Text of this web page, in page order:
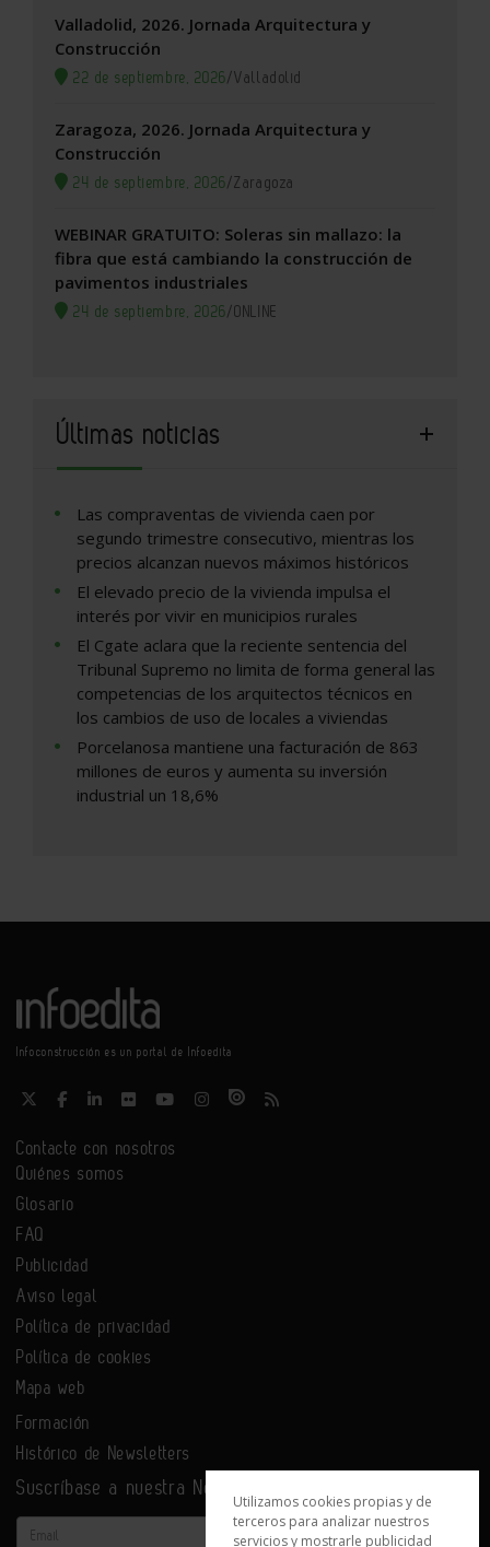
Valladolid, 2026. Jornada Arquitectura y
Construcción
22 de septiembre, 2026/Valladolid
Zaragoza, 2026. Jornada Arquitectura y
Construcción
24 de septiembre, 2026/Zaragoza
WEBINAR GRATUITO: Soleras sin mallazo: la
fibra que está cambiando la construcción de
pavimentos industriales
24 de septiembre, 2026/ONLINE
Últimas noticias
Las compraventas de vivienda caen por
segundo trimestre consecutivo, mientras los
precios alcanzan nuevos máximos históricos
El elevado precio de la vivienda impulsa el
interés por vivir en municipios rurales
El Cgate aclara que la reciente sentencia del
Tribunal Supremo no limita de forma general las
competencias de los arquitectos técnicos en
los cambios de uso de locales a viviendas
Porcelanosa mantiene una facturación de 863
millones de euros y aumenta su inversión
industrial un 18,6%
Infoconstrucción es un portal de Infoedita
Contacte con nosotros
Quiénes somos
Glosario
FAQ
Publicidad
Aviso legal
Política de privacidad
Política de cookies
Mapa web
Formación
Histórico de Newsletters
Suscríbase a nuestra Newsletter
Email
Utilizamos cookies propias y de
terceros para analizar nuestros
servicios y mostrarle publicidad